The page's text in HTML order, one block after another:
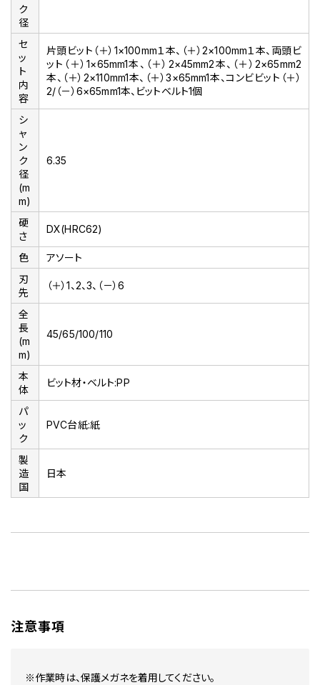
ク
径
セ
ッ
ト
内
容
片頭ビット（＋）1×100mm１本、（＋）2×100mm１本、両頭ビ
ット（＋）1×65mm1本、（＋）2×45mm2本、（＋）2×65mm2
本、（＋）2×110mm1本、（＋）3×65mm1本、コンビビット（＋）
2/（－）6×65mm1本、ビットベルト1個
シ
ャ
ン
ク
径
(m
m)
6.35
硬
さ
DX(HRC62)
色
アソート
刃
先
（＋）1、2、3、（－）6
全
長
(m
m)
45/65/100/110
本
体
ビット材・ベルト:PP
パ
ッ
ク
PVC台紙:紙
製
造
国
日本
注意事項
※作業時は、保護メガネを着用してください。